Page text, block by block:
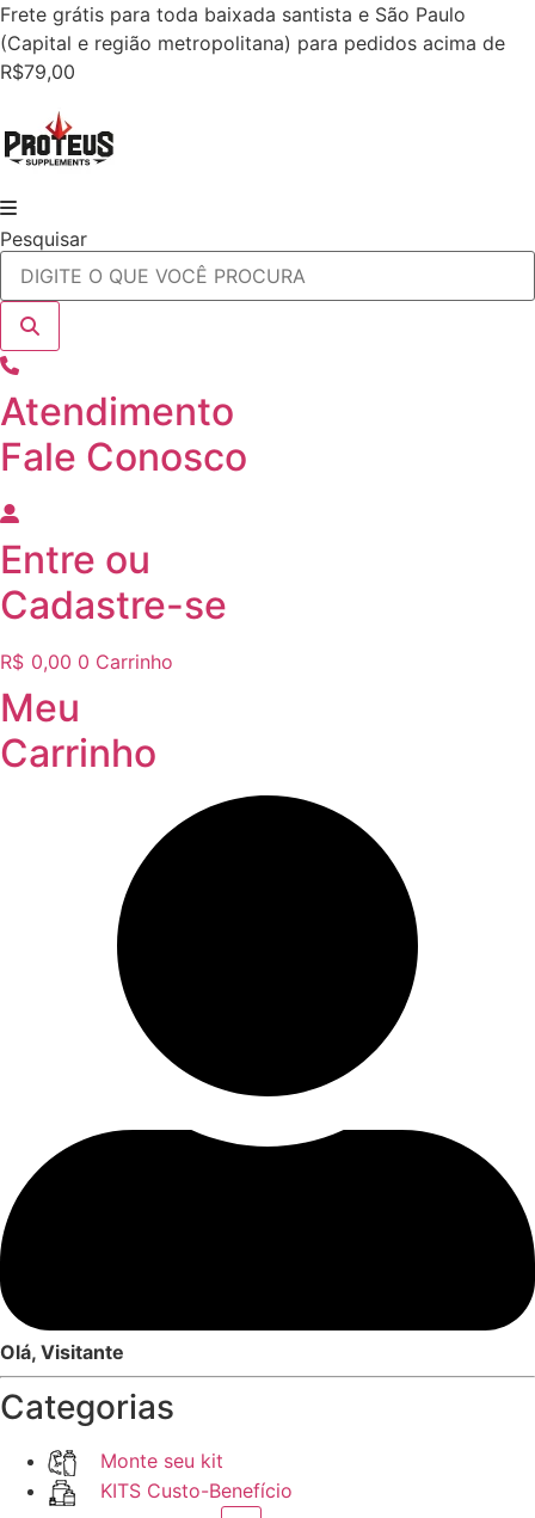
Ir
para
o
Frete grátis para toda baixada santista e São Paulo
(Capital e região metropolitana) para pedidos acima de
R$79,00
Pesquisar
Atendimento
Fale Conosco
Entre ou
Cadastre-se
R$ 0,00 0 Carrinho
Meu
Carrinho
Olá, Visitante
Categorias
Monte seu kit
KITS Custo-Benefício